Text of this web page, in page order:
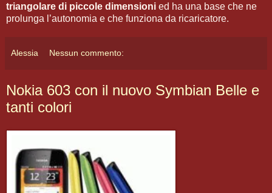
triangolare di piccole dimensioni ed ha una base che ne
prolunga l’autonomia e che funziona da ricaricatore.
Alessia Nessun commento:
Nokia 603 con il nuovo Symbian Belle e
tanti colori